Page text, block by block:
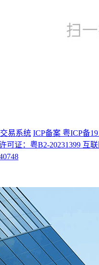
易系统 ICP备案 粤ICP备
可证：粤B2-20231399 互